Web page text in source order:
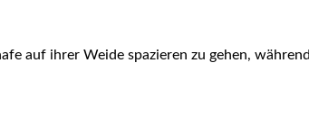
auf ihrer Weide spazieren zu gehen,